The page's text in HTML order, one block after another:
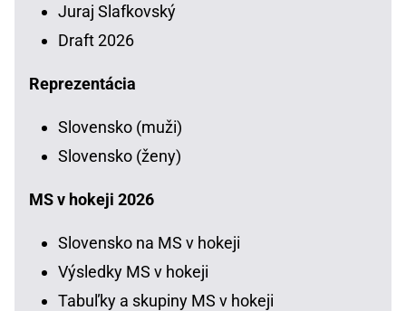
Juraj Slafkovský
Draft 2026
Reprezentácia
Slovensko (muži)
Slovensko (ženy)
MS v hokeji 2026
Slovensko na MS v hokeji
Výsledky MS v hokeji
Tabuľky a skupiny MS v hokeji